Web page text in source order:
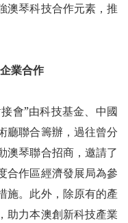
澳琴科技合作元素，推
業合作
會”由科技基金、中國
廳聯合籌辦，過往曾分
澳琴聯合招商，邀請了
合作區經濟發展局為參
施。此外，除原有的產
助力本澳創新科技產業